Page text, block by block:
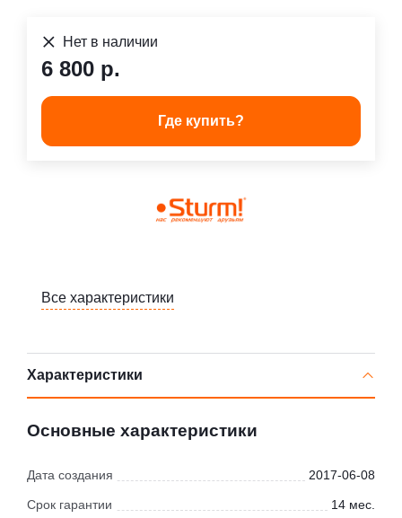
Нет в наличии
6 800 р.
Где купить?
Все характеристики
Характеристики
Основные характеристики
Дата создания 2017-06-08
Срок гарантии 14 мес.